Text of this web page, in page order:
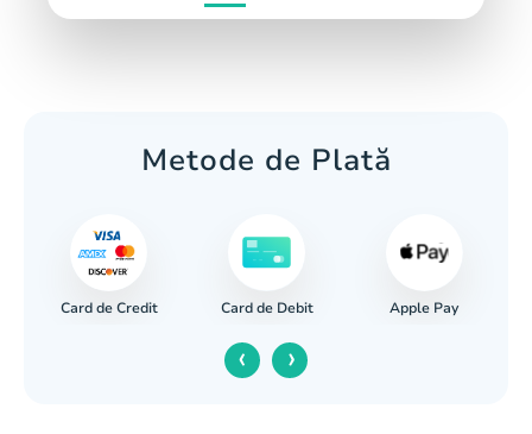
Metode de Plată
Card de Credit Card de Debit Apple Pay
‹ ›